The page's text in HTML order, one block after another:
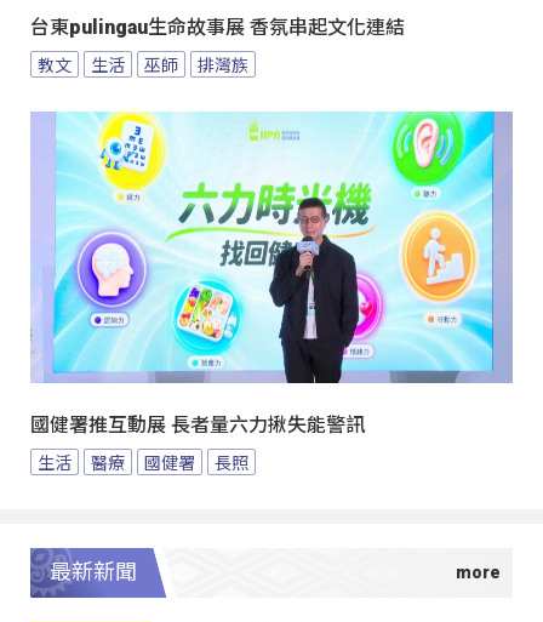
台東pulingau生命故事展 香氛串起文化連結
教文 生活 巫師 排灣族
國健署推互動展 長者量六力揪失能警訊
生活 醫療 國健署 長照
最新新聞